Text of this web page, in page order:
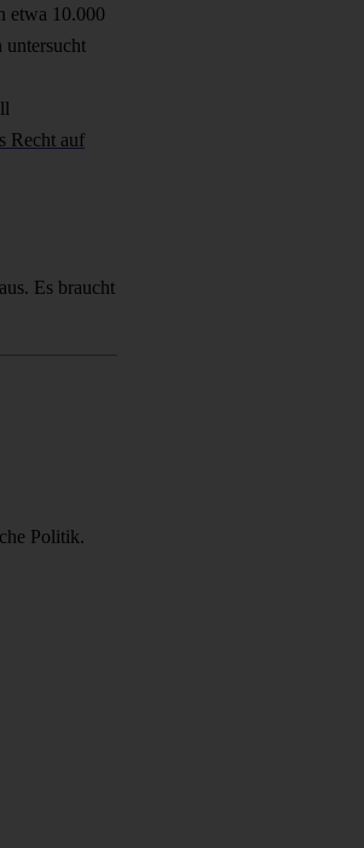
etwa 10.000
untersucht
Recht auf
Es braucht
Politik.